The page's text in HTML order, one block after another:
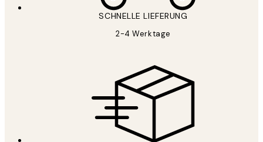
SCHNELLE LIEFERUNG
2-4 Werktage